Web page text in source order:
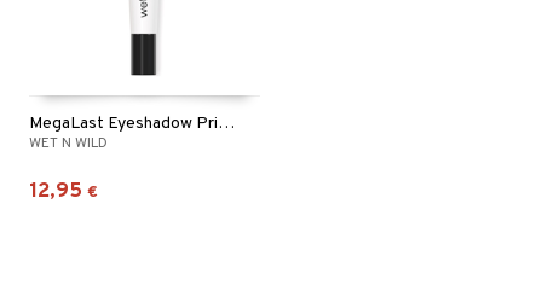
MegaLast Eyeshadow Primer
WET N WILD
12,95 €